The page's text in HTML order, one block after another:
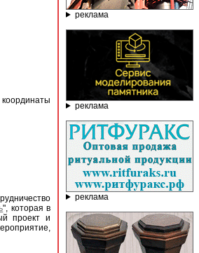
", которая в
проект и
реклама
реклама
реклама